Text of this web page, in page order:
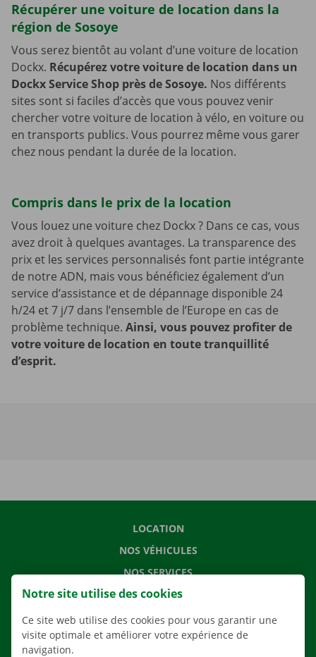
Récupérer une voiture de location dans la
région de Sosoye
Vous serez bientôt au volant d’une voiture de location
Dockx. Récupérez votre voiture de location dans un
Dockx Service Shop près de Sosoye. Nos différents
sites sont si faciles d’accès que vous pouvez venir
chercher votre voiture de location à vélo, en voiture ou
en transports publics. Vous pourrez même vous garer
chez nous pendant la durée de la location.
Compris dans le prix de la location
Vous louez une voiture chez Dockx ? Dans ce cas, vous
avez droit à quelques avantages. La transparence des
prix et les services personnalisés font partie intégrante
de notre ADN, mais vous bénéficiez également d’un
service d’assistance et de dépannage disponible 24
h/24 et 7 j/7 dans l’ensemble de l’Europe en cas de
problème technique. Ainsi, vous pouvez profiter de
votre voiture de location en toute tranquillité
d’esprit.
LOCATION
NOS VÉHICULES
NOS SERVICES
AGENCES
APPLI
SOLUTIONS DE DÉMÉNAGEMENT
Notre site utilise des cookies
Ce site web utilise des cookies pour vous garantir une
visite optimale et améliorer votre expérience de
navigation.